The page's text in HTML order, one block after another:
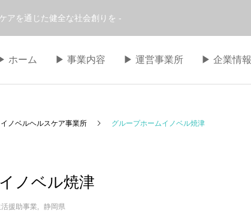
アを通じた健全な社会創りを -
ホーム ▶︎ 事業内容 ▶︎ 運営事業所 ▶︎ 企業情報
イノベルヘルスケア事業所 グループホームイノベル焼津
ノベル焼津
援助事業 静岡県